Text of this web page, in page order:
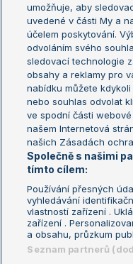
Sázkařský žebříček
Aktualní trendy
Fotbalové přestupy
Livesport Daily
LS Prague Open
Podmínky užití
GDPR a žurnalistika
Kontakt
umožňuje, aby
uvedené v části My a
účelem poskytování.
odvoláním svého
sledovací technologie
obsahy a reklamy pro
nabídku můžete
nebo souhlas odvolat
ve spodní části
našem Internetová
našich Zásadách
Společně s našimi
tímto cílem:
Používání přesných
vyhledávání
vlastností zařízení .
zařízení .
a obsahu, průzkum
Seznam partnerů